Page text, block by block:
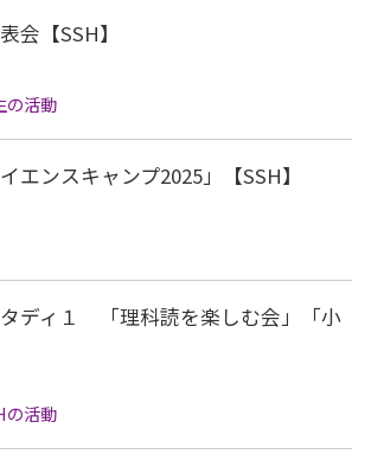
会【SSH】
の活動
エンスキャンプ2025」【SSH】
ディ１ 「理科読を楽しむ会」「小
の活動